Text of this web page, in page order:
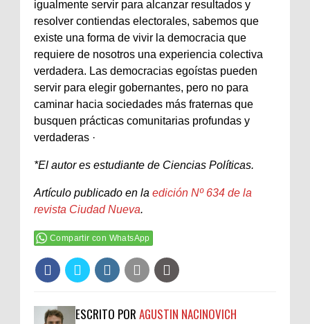
igualmente servir para alcanzar resultados y
resolver contiendas electorales, sabemos que
existe una forma de vivir la democracia que
requiere de nosotros una experiencia colectiva
verdadera. Las democracias egoístas pueden
servir para elegir gobernantes, pero no para
caminar hacia sociedades más fraternas que
busquen prácticas comunitarias profundas y
verdaderas ·
*El autor es estudiante de Ciencias Políticas.
Artículo publicado en la edición Nº 634 de la
revista Ciudad Nueva.
Compartir con WhatsApp
ESCRITO POR AGUSTIN NACINOVICH